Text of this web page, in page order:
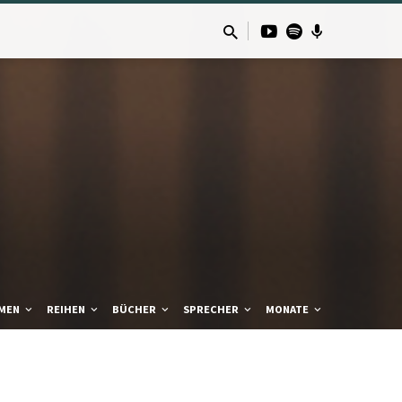
REIHEN BÜCHER SPRECHER MONATE